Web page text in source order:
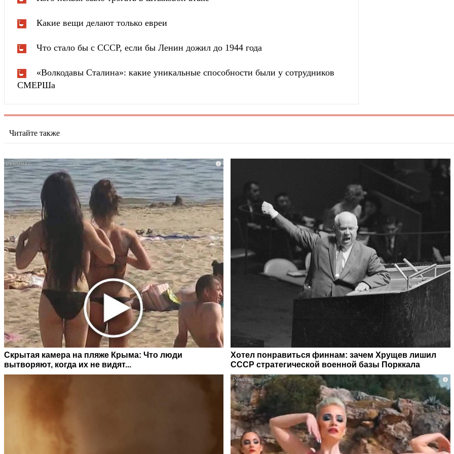
Какие вещи делают только евреи
Что стало бы с СССР, если бы Ленин дожил до 1944 года
«Волкодавы Сталина»: какие уникальные способности были у сотрудников
СМЕРШа
Читайте также
i
Скрытая камера на пляже Крыма: Что люди
вытворяют, когда их не видят...
Хотел понравиться финнам: зачем Хрущев лишил
СССР стратегической военной базы Порккала
i